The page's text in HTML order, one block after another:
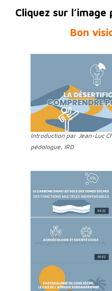
Cliquez sur
Bon
Introduction par Jean-Luc
pédologue, IRD